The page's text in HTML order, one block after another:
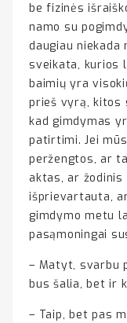
be fizinės
namo su
daugiau
sveikata, kurios
baimių yra
prieš vyrą, kitos
kad gimdymas
patirtimi. Jei
peržengtos, ar
aktas, ar žodinis
išprievartauta,
gimdymo metu
pasąmoningai
– Matyt, svarbu
bus šalia, bet ir
– Taip, bet pas